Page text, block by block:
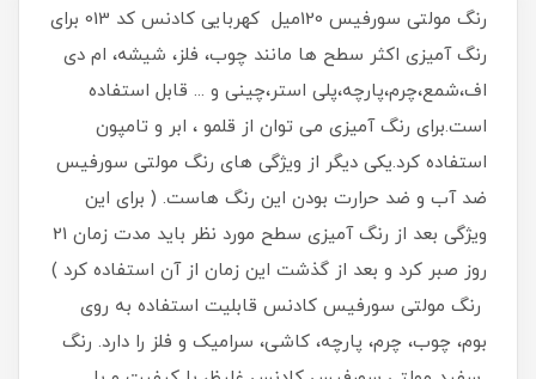
رنگ مولتی سورفیس 120میل کهربایی کادنس کد 013 برای
رنگ آمیزی اکثر سطح ها مانند چوب، فلز، شیشه، ام دی
اف،شمع،چرم،پارچه،پلی استر،چینی و ... قابل استفاده
است.برای رنگ آمیزی می توان از قلمو ، ابر و تامپون
استفاده کرد.یکی دیگر از ویژگی های رنگ مولتی سورفیس
ضد آب و ضد حرارت بودن این رنگ هاست. ( برای این
ویژگی بعد از رنگ آمیزی سطح مورد نظر باید مدت زمان 21
روز صبر کرد و بعد از گذشت این زمان از آن استفاده کرد )
رنگ مولتی سورفیس کادنس قابلیت استفاده به روی
بوم، چوب، چرم، پارچه، کاشی، سرامیک و فلز را دارد. رنگ